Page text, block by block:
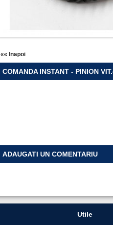
«« Inapoi
COMANDA INSTANT - PINION
ADAUGATI UN COMENTARIU
Utile